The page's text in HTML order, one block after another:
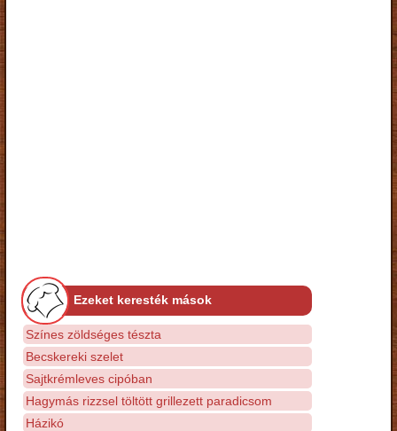
Ezeket keresték mások
Színes zöldséges tészta
Becskereki szelet
Sajtkrémleves cipóban
Hagymás rizzsel töltött grillezett paradicsom
Házikó